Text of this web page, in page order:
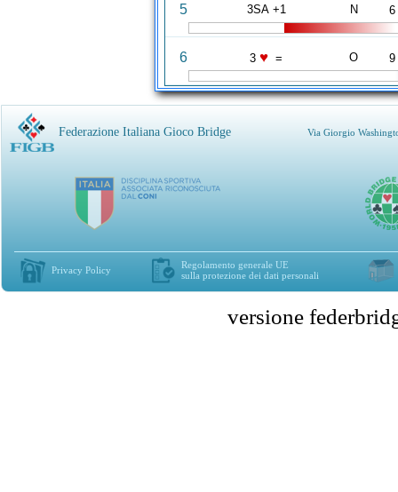
5 3SA +1 N 6
6 3 ♥ = O 9
Federazione Italiana Gioco Bridge Via Giorgio
Privacy Policy
Regolamento generale UE
sulla protezione dei dati personali
versione